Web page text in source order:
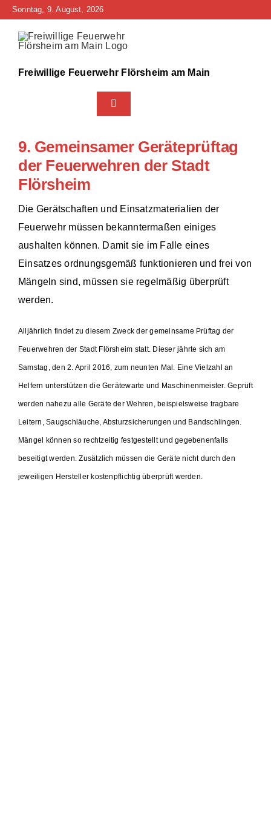
Zum
springen
Sonntag, 9. August, 2026
Freiwillige Feuerwehr Flörsheim am Main
Toggle
Navigation
Neuigkeiten
Über uns
Technik
Einsätze
9. Gemeinsamer Geräteprüftag
der Feuerwehren der Stadt
Flörsheim
Die Gerätschaften und Einsatzmaterialien der
Feuerwehr müssen bekanntermaßen einiges
aushalten können. Damit sie im Falle eines
Einsatzes ordnungsgemäß funktionieren und frei von
Mängeln sind, müssen sie regelmäßig überprüft
werden.
Alljährlich findet zu diesem Zweck der gemeinsame Prüftag der
Feuerwehren der Stadt Flörsheim statt. Dieser jährte sich am
Samstag, den 2. April 2016, zum neunten Mal. Eine Vielzahl an
Helfern unterstützen die Gerätewarte und Maschinenmeister. Geprüft
werden nahezu alle Geräte der Wehren, beispielsweise tragbare
Leitern, Saugschläuche, Absturzsicherungen und Bandschlingen.
Mängel können so rechtzeitig festgestellt und gegebenenfalls
beseitigt werden. Zusätzlich müssen die Geräte nicht durch den
jeweiligen Hersteller kostenpflichtig überprüft werden.